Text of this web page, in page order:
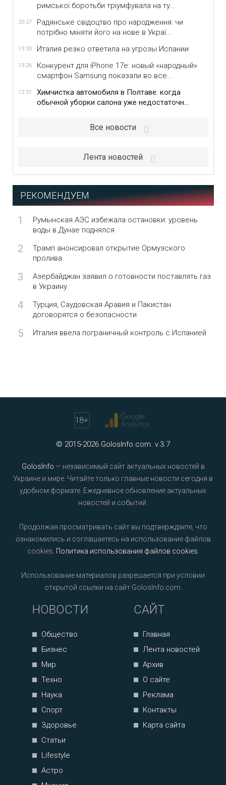
римської боротьби тріумфувала на ту...
20:27
Радянське свідоцтво про народження: чи
потрібно міняти його на нове в Украї...
19:30 Италия резко ответила на угрозы Испании
13:26
Конкурент для iPhone 17e: новый «народный»
смартфон Samsung показали во все...
12:31
Химчистка автомобиля в Полтаве: когда
обычной уборки салона уже недостаточн...
Все новости
Лента новостей
РЕКОМЕНДУЕМ
1
Румынская АЭС избежала остановки: уровень
воды в Дунае поднялся
2
Трамп анонсировал открытие Ормузского
пролива
3
Азербайджан заявил о готовности поставлять газ
в Украину
4
Турция, Саудовская Аравия и Пакистан
договорятся о безопасности
5 Италия ввела пограничный контроль с Испанией
18+
© 2015-2026 GolosInfo.com. v.3.7
GolosInfo — независимый сайт актуальных новостей в
Украине и мире. Читайте только главные новости сегодня в
удобном формате. Ежедневное обновление актуальных
новостей и событий.
Продолжая просматривать сайт вы подтверждаете, что
ознакомились и соглашаетесь на использование файлов
cookies. Политика использования файлов cookies
Использование материалов разрешается при условии
открытой ссылки на сайт GolosInfo.com.
НОВОСТИ
Общество
Бизнес
Мир
Техно
Наука
Спорт
Здоровье
Статьи
Lifestyle
Астро
САЙТ
Главная
Лента новостей
Архив
О сайте
Реклама
Контакты
Карта сайта